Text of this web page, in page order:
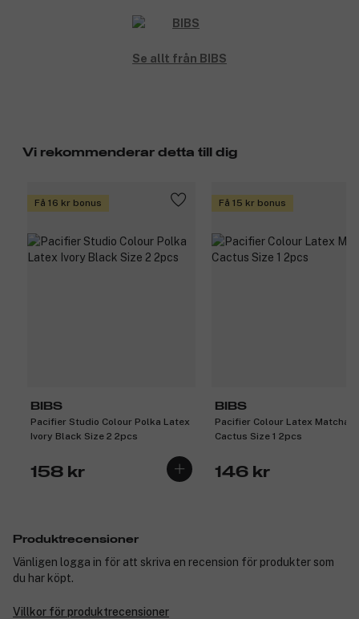
Se allt från BIBS
Vi rekommenderar detta till dig
Få 16 kr bonus
BIBS
Pacifier Studio Colour Polka Latex
Ivory Black Size 2 2pcs
158 kr
Få 15 kr bonus
BIBS
Pacifier Colour Latex Matcha
Cactus Size 1 2pcs
146 kr
Produktrecensioner
Vänligen logga in för att skriva en recension för produkter som
du har köpt.
Villkor för produktrecensioner